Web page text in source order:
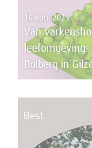
16 april 2025
Van
Bolberg in